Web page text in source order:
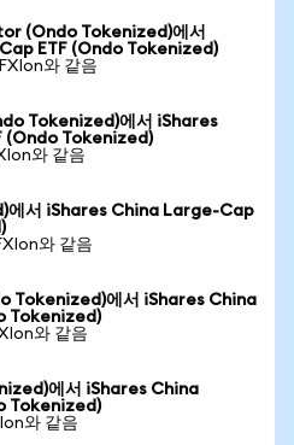
(Ondo Tokenized)에서
ETF (Ondo Tokenized)
와 같음
Tokenized)에서 iShares
(Ondo Tokenized)
와 같음
에서 iShares China Large-Cap
와 같음
Tokenized)에서 iShares China
Tokenized)
와 같음
에서 iShares China
Tokenized)
와 같음